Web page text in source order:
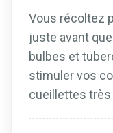
Vous récoltez
juste avant
bulbes et
stimuler vos
cueillettes très